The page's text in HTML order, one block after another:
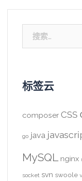
索：
标签云
composer CSS
go java
MySQL nginx
socket svn swoole